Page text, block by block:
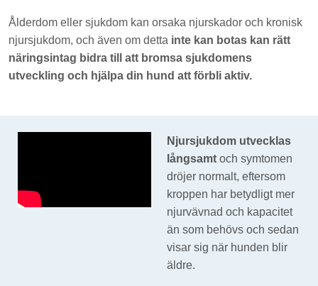
Ålderdom eller sjukdom kan orsaka njurskador och kronisk
njursjukdom, och även om detta inte kan botas kan rätt
näringsintag bidra till att bromsa sjukdomens
utveckling och hjälpa din hund att förbli aktiv.
Njursjukdom utvecklas
långsamtoch symtomen
dröjer normalt, eftersom
kroppen har betydligt mer
njurvävnad och kapacitet
än som behövs och sedan
visar sig när hunden blir
äldre.